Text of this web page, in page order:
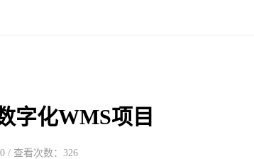
字化WMS项目
/ 查看次数：326